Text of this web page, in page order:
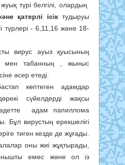
түрі белгілі, олардың
қатерлі ісіктудыруы
түрлері - 6,11,16 және 18-
вирус ауыз қуысының
мен табанның , жыныс
әсер етеді.
көптеген адамдар
сүйелдерді жақсы
адам папиллома
Бұл вирустың ерекшелігі
тиген кезде де жұғады.
оны жиі жұқтырады,
емес және ол із